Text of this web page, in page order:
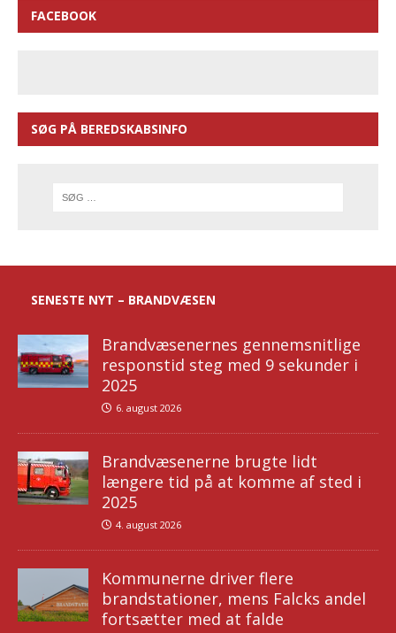
FACEBOOK
SØG PÅ BEREDSKABSINFO
SENESTE NYT – BRANDVÆSEN
Brandvæsenernes gennemsnitlige
responstid steg med 9 sekunder i
2025
6. august 2026
Brandvæsenerne brugte lidt
længere tid på at komme af sted i
2025
4. august 2026
Kommunerne driver flere
brandstationer, mens Falcks andel
fortsætter med at falde